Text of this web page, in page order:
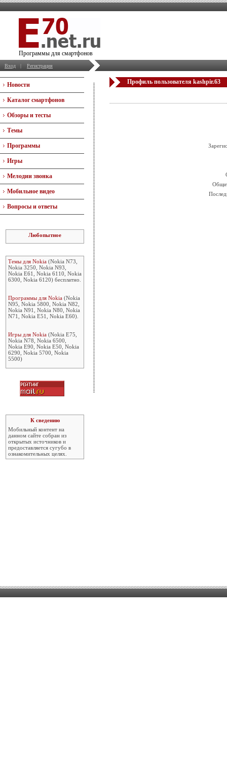
Программы для смартфонов
Вход | Регистрация
Новости
Каталог смартфонов
Обзоры и тесты
Темы
Программы
Игры
Мелодии звонка
Мобильное видео
Вопросы и ответы
Любопытное
Темы для Nokia (Nokia N73,
Nokia 3250, Nokia N93,
Nokia E61, Nokia 6110, Nokia
6300, Nokia 6120) бесплатно.
Программы для Nokia (Nokia
N95, Nokia 5800, Nokia N82,
Nokia N91, Nokia N80, Nokia
N71, Nokia E51, Nokia E60).
Игры для Nokia (Nokia E75,
Nokia N78, Nokia 6500,
Nokia E90, Nokia E50, Nokia
6290, Nokia 5700, Nokia
5500)
К сведению
Мобильный контент на
данном сайте собран из
открытых источников и
предоставляется сугубо в
ознакомительных целях.
Профиль пользователя kashpir.63